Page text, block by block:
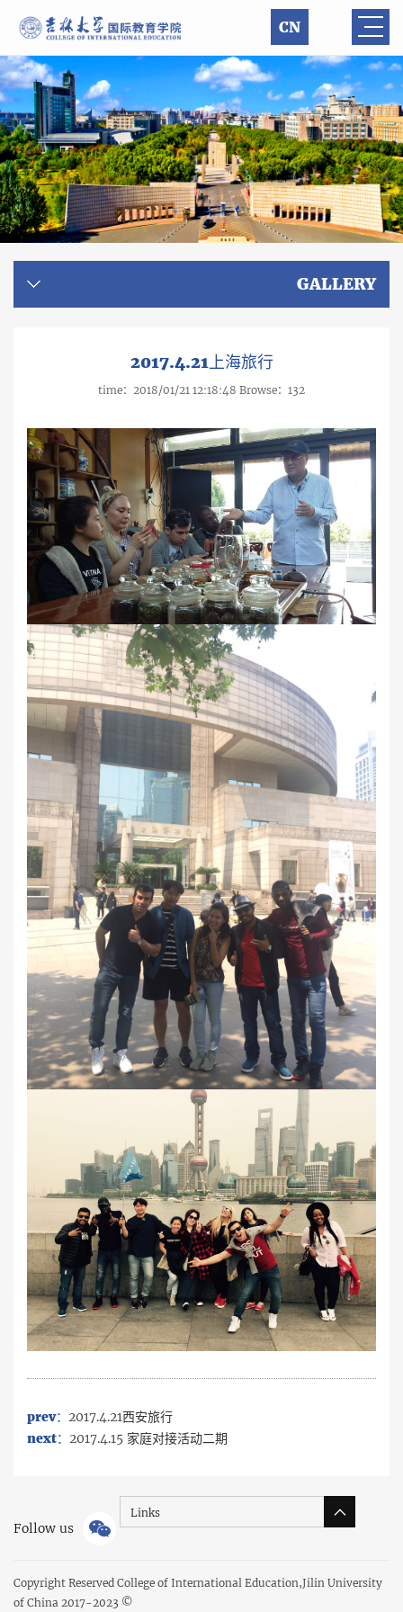
CN
GALLERY
2017.4.21上海旅行
time：2018/01/21 12:18:48 Browse： 132
prev： 2017.4.21西安旅行
next： 2017.4.15 家庭对接活动二期
Follow us
Links
Copyright Reserved College of International Education,Jilin University
of China 2017-2023 ©